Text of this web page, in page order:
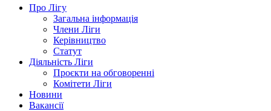
Про Лігу
Загальна інформація
Члени Ліги
Керівництво
Статут
Діяльність Ліги
Проєкти на обговоренні
Комітети Ліги
Новини
Вакансії